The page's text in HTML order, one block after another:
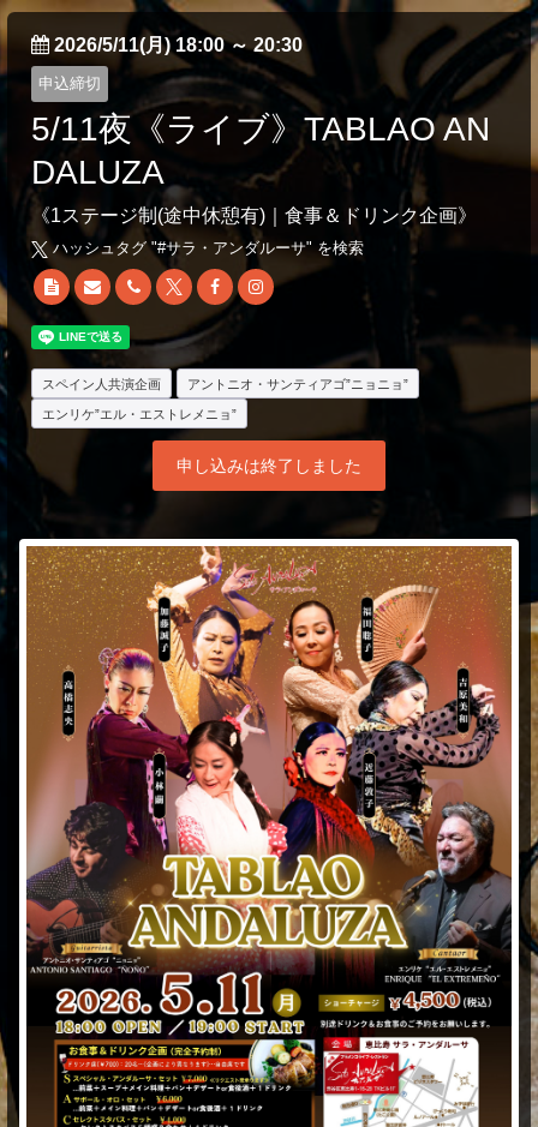
2026/5/11(月) 18:00～20:30
申込締切
5/11夜《ライブ》TABLAO AN
DALUZA
《1ステージ制(途中休憩有)｜食事＆ドリンク企画》
ハッシュタグ "#サラ・アンダルーサ" を検索
スペイン人共演企画 アントニオ・サンティアゴ”ニョニョ”
エンリケ”エル・エストレメニョ”
申し込みは終了しました